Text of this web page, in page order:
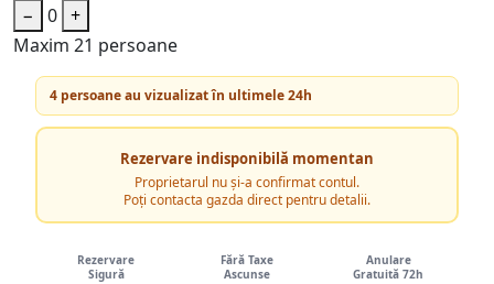
−
0 +
Maxim 21 persoane
4 persoane au vizualizat în ultimele 24h
Rezervare indisponibilă momentan
Proprietarul nu și-a confirmat contul.
Poți contacta gazda direct pentru detalii.
Rezervare
Sigură
Fără Taxe
Ascunse
Anulare
Gratuită 72h